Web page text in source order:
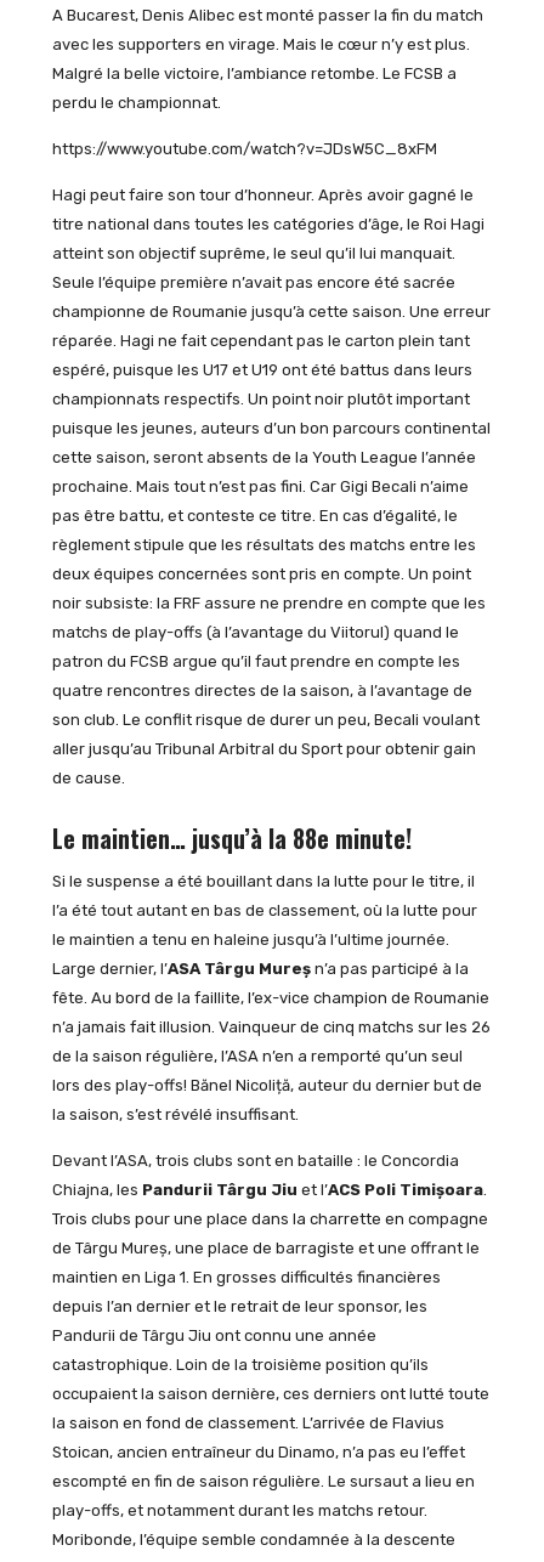
A Bucarest, Denis Alibec est monté passer la fin du match
avec les supporters en virage. Mais le cœur n’y est plus.
Malgré la belle victoire, l’ambiance retombe. Le FCSB a
perdu le championnat.
https://www.youtube.com/watch?v=JDsW5C_8xFM
Hagi peut faire son tour d’honneur. Après avoir gagné le
titre national dans toutes les catégories d’âge, le Roi Hagi
atteint son objectif suprême, le seul qu’il lui manquait.
Seule l’équipe première n’avait pas encore été sacrée
championne de Roumanie jusqu’à cette saison. Une erreur
réparée. Hagi ne fait cependant pas le carton plein tant
espéré, puisque les U17 et U19 ont été battus dans leurs
championnats respectifs. Un point noir plutôt important
puisque les jeunes, auteurs d’un bon parcours continental
cette saison, seront absents de la Youth League l’année
prochaine. Mais tout n’est pas fini. Car Gigi Becali n’aime
pas être battu, et conteste ce titre. En cas d’égalité, le
règlement stipule que les résultats des matchs entre les
deux équipes concernées sont pris en compte. Un point
noir subsiste: la FRF assure ne prendre en compte que les
matchs de play-offs (à l’avantage du Viitorul) quand le
patron du FCSB argue qu’il faut prendre en compte les
quatre rencontres directes de la saison, à l’avantage de
son club. Le conflit risque de durer un peu, Becali voulant
aller jusqu’au Tribunal Arbitral du Sport pour obtenir gain
de cause.
Le maintien… jusqu’à la 88e minute!
Si le suspense a été bouillant dans la lutte pour le titre, il
l’a été tout autant en bas de classement, où la lutte pour
le maintien a tenu en haleine jusqu’à l’ultime journée.
Large dernier, l’ASA Târgu Mureșn’a pas participé à la
fête. Au bord de la faillite, l’ex-vice champion de Roumanie
n’a jamais fait illusion. Vainqueur de cinq matchs sur les 26
de la saison régulière, l’ASA n’en a remporté qu’un seul
lors des play-offs! Bănel Nicoliță, auteur du dernier but de
la saison, s’est révélé insuffisant.
Devant l’ASA, trois clubs sont en bataille : le Concordia
Chiajna, les Pandurii Târgu Jiu et l’ACS Poli Timișoara.
Trois clubs pour une place dans la charrette en compagne
de Târgu Mureș, une place de barragiste et une offrant le
maintien en Liga 1. En grosses difficultés financières
depuis l’an dernier et le retrait de leur sponsor, les
Pandurii de Târgu Jiu ont connu une année
catastrophique. Loin de la troisième position qu’ils
occupaient la saison dernière, ces derniers ont lutté toute
la saison en fond de classement. L’arrivée de Flavius
Stoican, ancien entraîneur du Dinamo, n’a pas eu l’effet
escompté en fin de saison régulière. Le sursaut a lieu en
play-offs, et notamment durant les matchs retour.
Moribonde, l’équipe semble condamnée à la descente